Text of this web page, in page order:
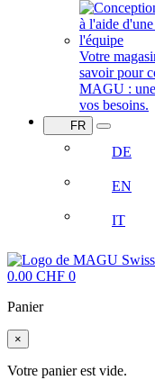
Votre
savoir pour
MAGU : une
vos besoins.
FR
DE
EN
IT
0.00 CHF 0
Panier
×
Votre panier est vide.